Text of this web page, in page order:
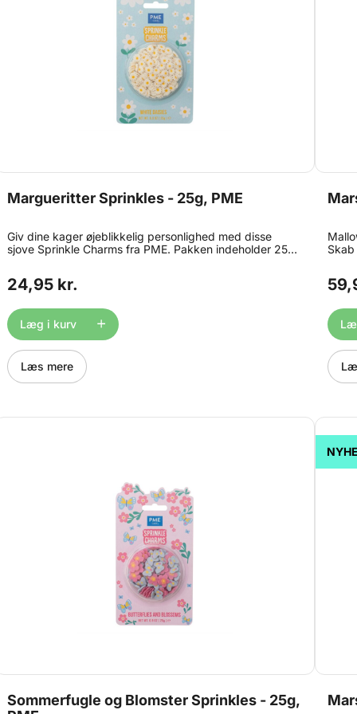
Margueritter Sprinkles - 25g, PME
Giv dine kager øjeblikkelig personlighed med disse
sjove Sprinkle Charms fra PME. Pakken indeholder 25g
doughnuts, desserter, is og meget mere. Sprinkle
anledning. Indhold: 25g Størrelse: ca. 12mm
24,95 kr.
Læg i kurv
Læs mere
og
og
Sommerfugle og Blomster Sprinkles - 25g,